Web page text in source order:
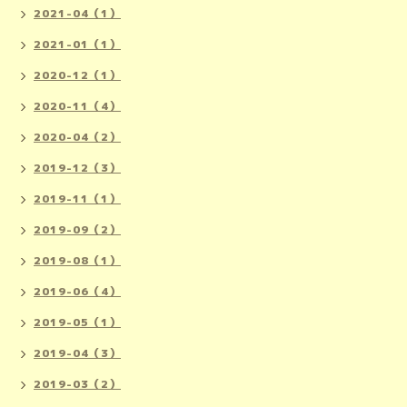
2021-04（1）
2021-01（1）
2020-12（1）
2020-11（4）
2020-04（2）
2019-12（3）
2019-11（1）
2019-09（2）
2019-08（1）
2019-06（4）
2019-05（1）
2019-04（3）
2019-03（2）